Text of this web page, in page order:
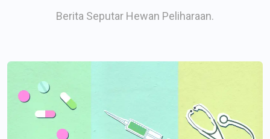
Berita Seputar Hewan Peliharaan.